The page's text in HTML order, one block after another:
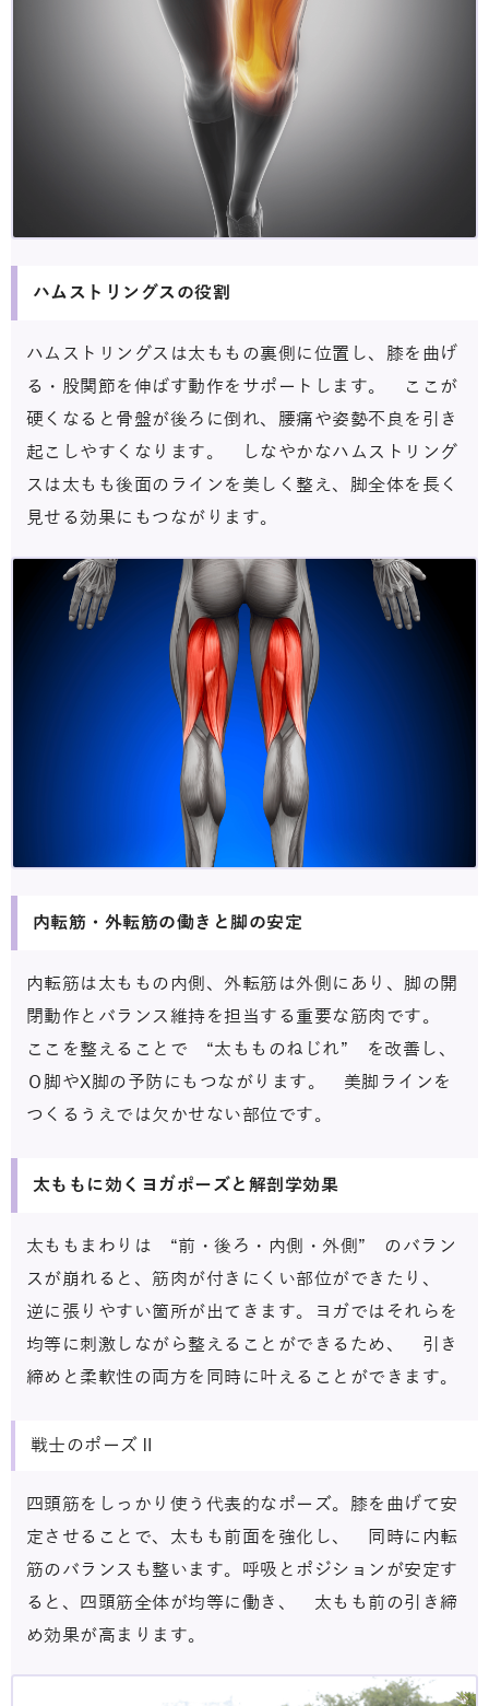
ハムストリングスの役割
ハムストリングスは太ももの裏側に位置し、膝を曲げ
る・股関節を伸ばす動作をサポートします。 ここが
硬くなると骨盤が後ろに倒れ、腰痛や姿勢不良を引き
起こしやすくなります。 しなやかなハムストリング
スは太もも後面のラインを美しく整え、脚全体を長く
見せる効果にもつながります。
内転筋・外転筋の働きと脚の安定
内転筋は太ももの内側、外転筋は外側にあり、脚の開
閉動作とバランス維持を担当する重要な筋肉です。
ここを整えることで “太もものねじれ” を改善し、
Ｏ脚やX脚の予防にもつながります。 美脚ラインを
つくるうえでは欠かせない部位です。
太ももに効くヨガポーズと解剖学効果
太ももまわりは “前・後ろ・内側・外側” のバラン
スが崩れると、筋肉が付きにくい部位ができたり、
逆に張りやすい箇所が出てきます。ヨガではそれらを
均等に刺激しながら整えることができるため、 引き
締めと柔軟性の両方を同時に叶えることができます。
戦士のポーズⅡ
四頭筋をしっかり使う代表的なポーズ。膝を曲げて安
定させることで、太もも前面を強化し、 同時に内転
筋のバランスも整います。呼吸とポジションが安定す
ると、四頭筋全体が均等に働き、 太もも前の引き締
め効果が高まります。